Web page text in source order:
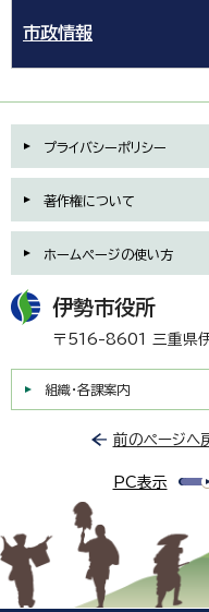
市政情報
プライバシーポリシー
著作権について
ホームページの使い方
伊勢市役所
〒516-8601 三重県
組織・各課案内
前のページへ
PC表示